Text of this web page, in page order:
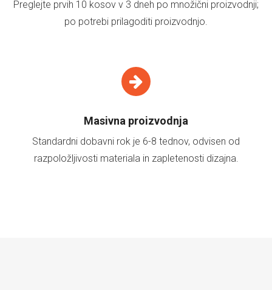
Preglejte prvih 10 kosov v 3 dneh po množični proizvodnji;
po potrebi prilagoditi proizvodnjo.
Masivna proizvodnja
Standardni dobavni rok je 6-8 tednov, odvisen od
razpoložljivosti materiala in zapletenosti dizajna.